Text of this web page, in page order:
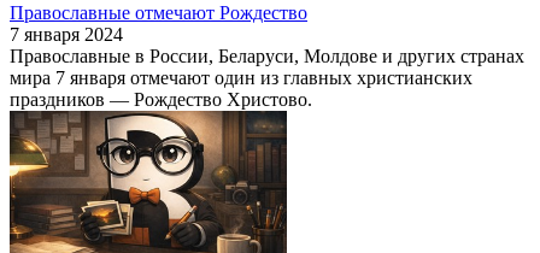
Православные отмечают Рождество
7 января 2024
Православные в России, Беларуси, Молдове и других странах
мира 7 января отмечают один из главных христианских
праздников — Рождество Христово.